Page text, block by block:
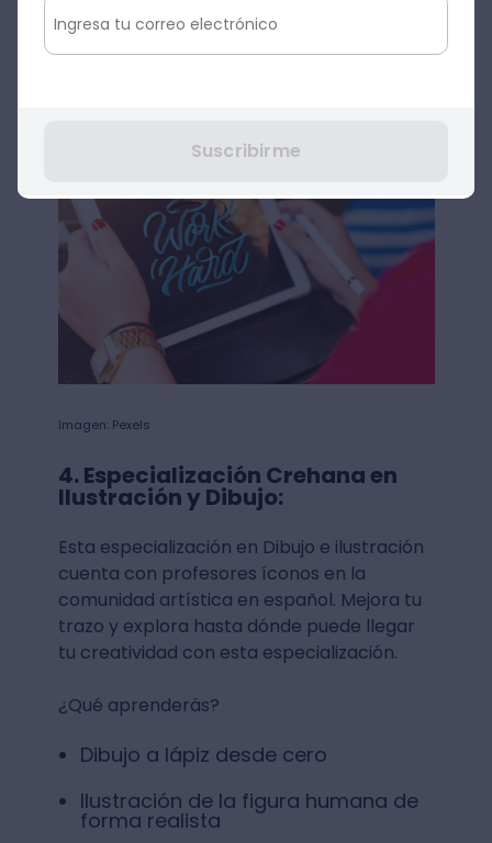
Webcomics
Imagen: Pexels
4. Especialización Crehana en
Ilustración y Dibujo:
Esta especialización en Dibujo e ilustración
cuenta con profesores íconos en la
comunidad artística en español. Mejora tu
trazo y explora hasta dónde puede llegar
tu creatividad con esta especialización.
¿Qué aprenderás?
Dibujo a lápiz desde cero
Ilustración de la figura humana de
forma realista
Suscribirme